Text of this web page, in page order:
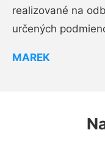
realizované na
určených
MAREK